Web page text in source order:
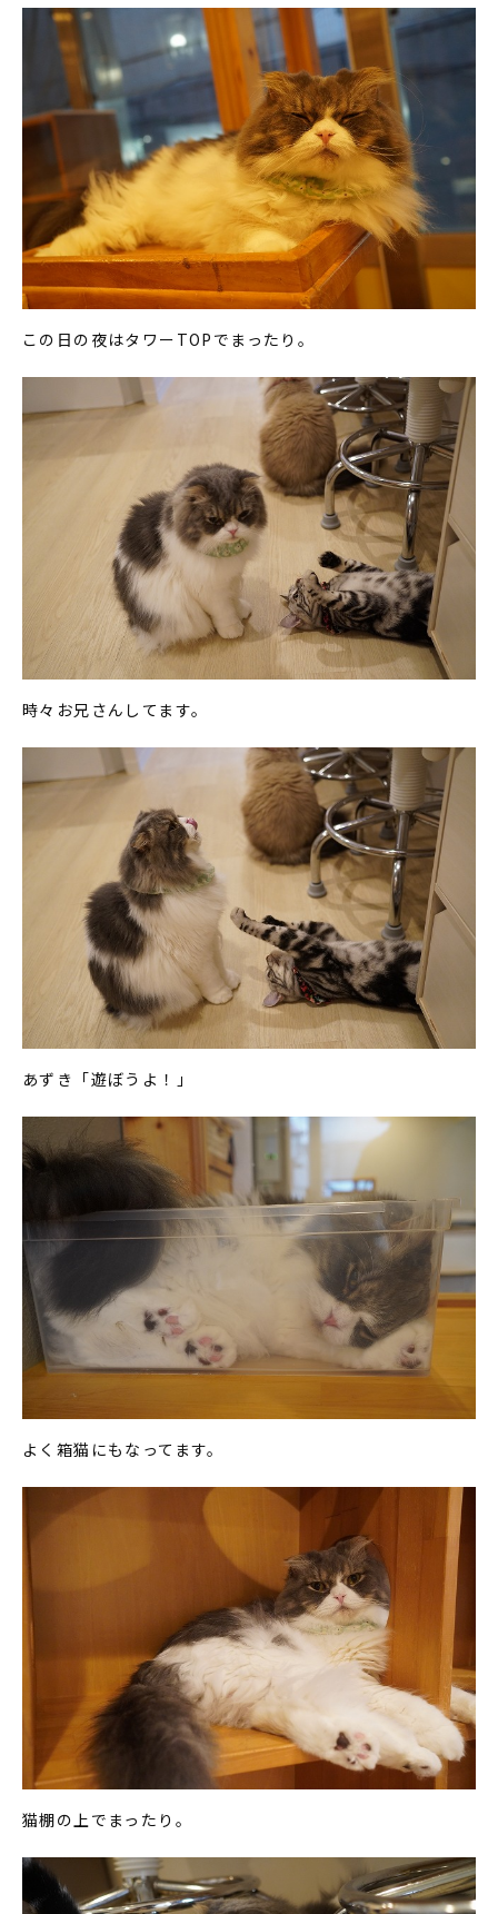
この日の夜はタワーTOPでまったり。
時々お兄さんしてます。
あずき「遊ぼうよ！」
よく箱猫にもなってます。
猫棚の上でまったり。